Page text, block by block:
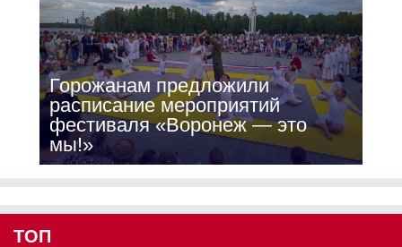
Горожанам предложили
расписание мероприятий
фестиваля «Воронеж — это
мы!»
ТОП